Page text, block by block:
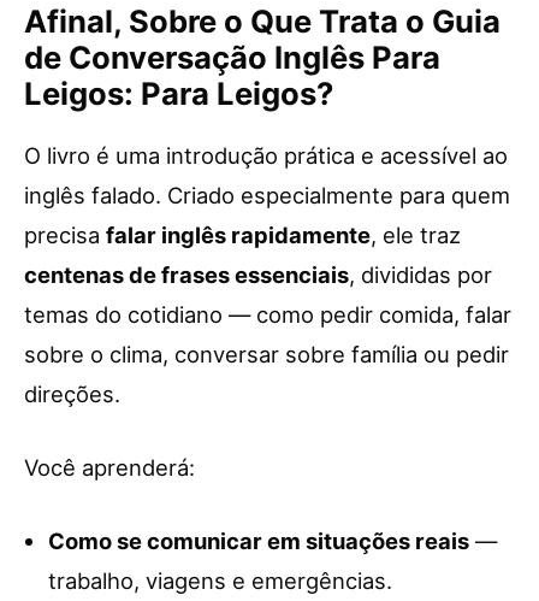
Afinal, Sobre o Que Trata o Guia
de Conversação Inglês Para
Leigos: Para Leigos?
O livro é uma introdução prática e acessível ao
inglês falado. Criado especialmente para quem
precisa falar inglês rapidamente, ele traz
centenas de frases essenciais, divididas por
temas do cotidiano — como pedir comida, falar
sobre o clima, conversar sobre família ou pedir
direções.
Você aprenderá:
Como se comunicar em situações reais —
trabalho, viagens e emergências.